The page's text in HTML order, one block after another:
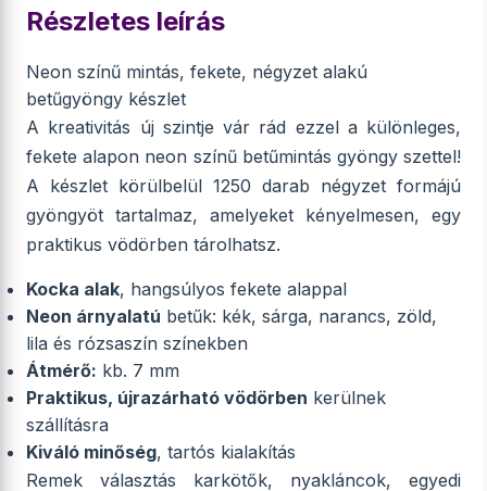
Részletes leírás
Neon színű mintás, fekete, négyzet alakú
betűgyöngy készlet
A kreativitás új szintje vár rád ezzel a különleges,
fekete alapon neon színű betűmintás gyöngy szettel!
A készlet körülbelül 1250 darab négyzet formájú
gyöngyöt tartalmaz, amelyeket kényelmesen, egy
praktikus vödörben tárolhatsz.
Kocka alak, hangsúlyos fekete alappal
Neon árnyalatú betűk: kék, sárga, narancs, zöld,
lila és rózsaszín színekben
Átmérő: kb. 7 mm
Praktikus, újrazárható vödörben kerülnek
szállításra
Kiváló minőség, tartós kialakítás
Remek választás karkötők, nyakláncok, egyedi